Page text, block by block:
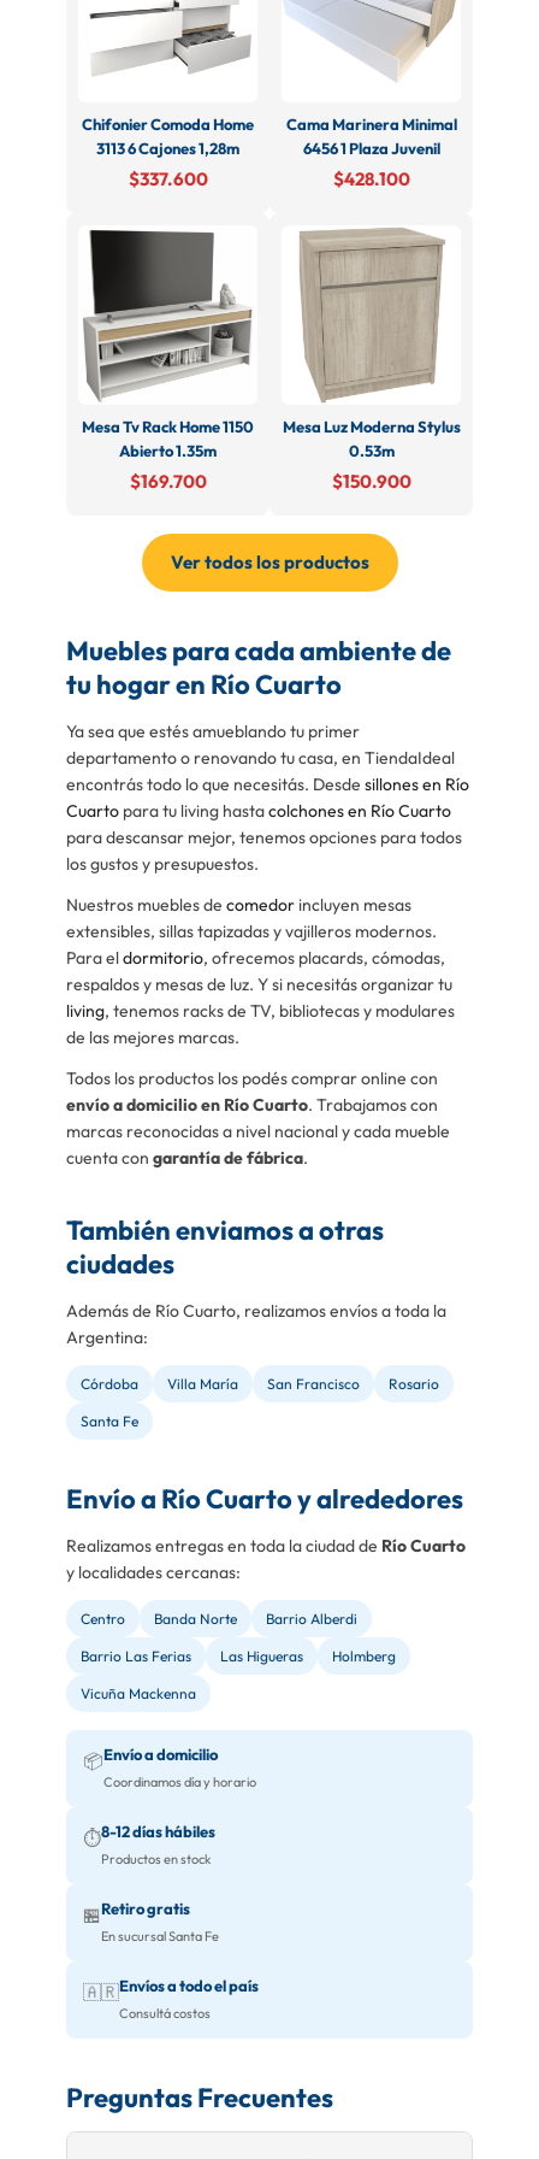
Chifonier Comoda Home
3113 6 Cajones 1,28m
$337.600
Cama Marinera Minimal
6456 1 Plaza Juvenil
$428.100
Mesa Tv Rack Home 1150
Abierto 1.35m
$169.700
Mesa Luz Moderna Stylus
0.53m
$150.900
Ver todos los productos
Muebles para cada ambiente de
tu hogar en Río Cuarto
Ya sea que estés amueblando tu primer
departamento o renovando tu casa, en TiendaIdeal
encontrás todo lo que necesitás. Desde sillones en Río
Cuarto para tu living hastacolchones en Río Cuarto
para descansar mejor, tenemos opciones para todos
los gustos y presupuestos.
Nuestros muebles de comedor incluyen mesas
extensibles, sillas tapizadas y vajilleros modernos.
Para eldormitorio, ofrecemos placards, cómodas,
respaldos y mesas de luz. Y si necesitás organizar tu
living, tenemos racks de TV, bibliotecas y modulares
de las mejores marcas.
Todos los productos los podés comprar online con
envío a domicilio en Río Cuarto. Trabajamos con
marcas reconocidas a nivel nacional y cada mueble
cuenta con garantía de fábrica.
También enviamos a otras
ciudades
Además de Río Cuarto, realizamos envíos a toda la
Argentina:
Córdoba Villa María San Francisco Rosario
Santa Fe
Envío a Río Cuarto y alrededores
Realizamos entregas en toda la ciudad de Río Cuarto
y localidades cercanas:
Centro Banda Norte Barrio Alberdi
Barrio Las Ferias Las Higueras Holmberg
Vicuña Mackenna
📦Envío a domicilio
Coordinamos día y horario
⏱️8-12 días hábiles
Productos en stock
🏪Retiro gratis
En sucursal Santa Fe
🇦🇷Envíos a todo el país
Consultá costos
Preguntas Frecuentes